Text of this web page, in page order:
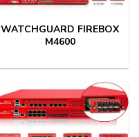
WATCHGUARD FIREBOX
M4600